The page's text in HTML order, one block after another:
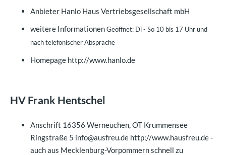
Anbieter Hanlo Haus Vertriebsgesellschaft mbH
weitere Informationen Geöffnet: Di - So 10 bis 17 Uhr und
nach telefonischer Absprache
Homepage http://www.hanlo.de
HV Frank Hentschel
Anschrift 16356 Werneuchen, OT Krummensee
Ringstraße 5 info@ausfreu.de http://www.hausfreu.de -
auch aus Mecklenburg-Vorpommern schnell zu